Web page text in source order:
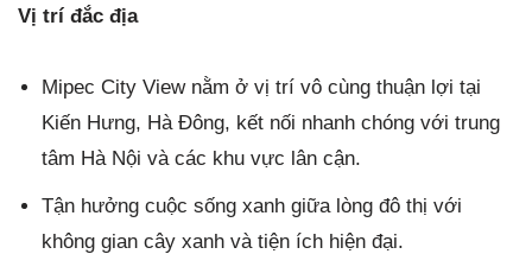
Vị trí đắc địa
Mipec City View nằm ở vị trí vô cùng thuận lợi tại
Kiến Hưng, Hà Đông, kết nối nhanh chóng với trung
tâm Hà Nội và các khu vực lân cận.
Tận hưởng cuộc sống xanh giữa lòng đô thị với
không gian cây xanh và tiện ích hiện đại.